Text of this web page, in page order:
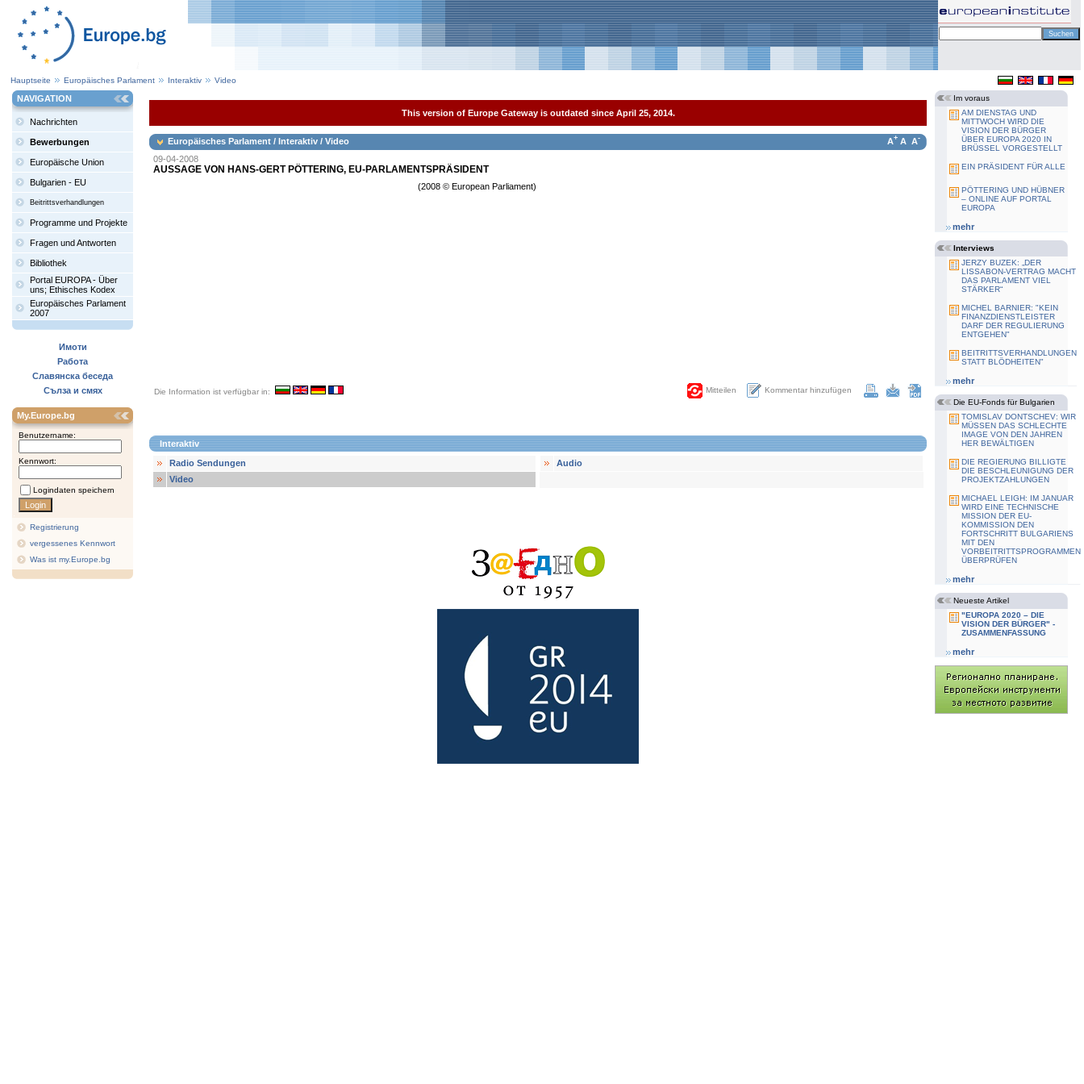
Hauptseite Europäisches Parlament Interaktiv Video
NAVIGATION
Nachrichten
Bewerbungen
Europäische Union
Bulgarien - EU
Beitrittsverhandlungen
Programme und Projekte
Fragen und Antworten
Bibliothek
Portal EUROPA - Über
uns; Ethisches Kodex
Europäisches Parlament
2007
Имоти
Работа
Славянска беседа
Сълза и смях
My.Europe.bg
Benutzername:
Kennwort:
Logindaten speichern
Registrierung
vergessenes Kennwort
Was ist my.Europe.bg
This version of Europe Gateway is outdated since April 25, 2014.
Europäisches Parlament / Interaktiv / Video A+ A A-
09-04-2008
AUSSAGE VON HANS-GERT PÖTTERING, EU-PARLAMENTSPRÄSIDENT
(2008 © European Parliament)
Die Information ist verfügbar in: Mitteilen Kommentar hinzufügen
Interaktiv
Radio Sendungen
Video
Audio
Im voraus
AM DIENSTAG UND
MITTWOCH WIRD DIE
VISION DER BÜRGER
ÜBER EUROPA 2020 IN
BRÜSSEL VORGESTELLT
EIN PRÄSIDENT FÜR ALLE
PÖTTERING UND HÜBNER
– ONLINE AUF PORTAL
EUROPA
mehr
Interviews
JERZY BUZEK: „DER
LISSABON-VERTRAG MACHT
DAS PARLAMENT VIEL
STÄRKER“
MICHEL BARNIER: "KEIN
FINANZDIENSTLEISTER
DARF DER REGULIERUNG
ENTGEHEN"
BEITRITTSVERHANDLUNGEN
STATT BLÖDHEITEN"
mehr
Die EU-Fonds für Bulgarien
TOMISLAV DONTSCHEV: WIR
MÜSSEN DAS SCHLECHTE
IMAGE VON DEN JAHREN
HER BEWÄLTIGEN
DIE REGIERUNG BILLIGTE
DIE BESCHLEUNIGUNG DER
PROJEKTZAHLUNGEN
MICHAEL LEIGH: IM JANUAR
WIRD EINE TECHNISCHE
MISSION DER EU-
KOMMISSION DEN
FORTSCHRITT BULGARIENS
MIT DEN
VORBEITRITTSPROGRAMMEN
ÜBERPRÜFEN
mehr
Neueste Artikel
"EUROPA 2020 – DIE
VISION DER BÜRGER" -
ZUSAMMENFASSUNG
mehr